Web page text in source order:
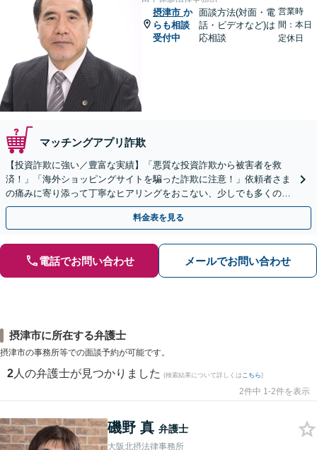
摂津市 か
らも相談
受付中
面談方法(対面・電
話・ビデオなど)は
応相談
営業時
間：本日
定休日
マッチングアプリ詐欺
【投資詐欺に強い／豊富な実績】「悪質な投資詐欺から被害者を救
済！」「海外ショッピングサイトを騙った詐欺に注意！」依頼者さま
の痛みに寄り添って丁寧なヒアリングをおこない、少しでも多くの返
金が得られるよう尽力します！
料金表を見る
電話でお問い合わせ メールでお問い合わせ
摂津市に所在する弁護士
摂津市の事務所等での面談予約が可能です。
2 人の弁護士が見つかりました (検索結果について詳しくは こちら)
2件中 1-2件を表示
磯野 真 弁護士
大阪北摂法律事務所